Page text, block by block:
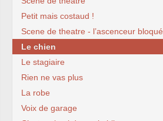
Petit mais costaud !
Scene de theatre - l’ascenceur bloqué
Le chien
Le stagiaire
Rien ne vas plus
La robe
Voix de garage